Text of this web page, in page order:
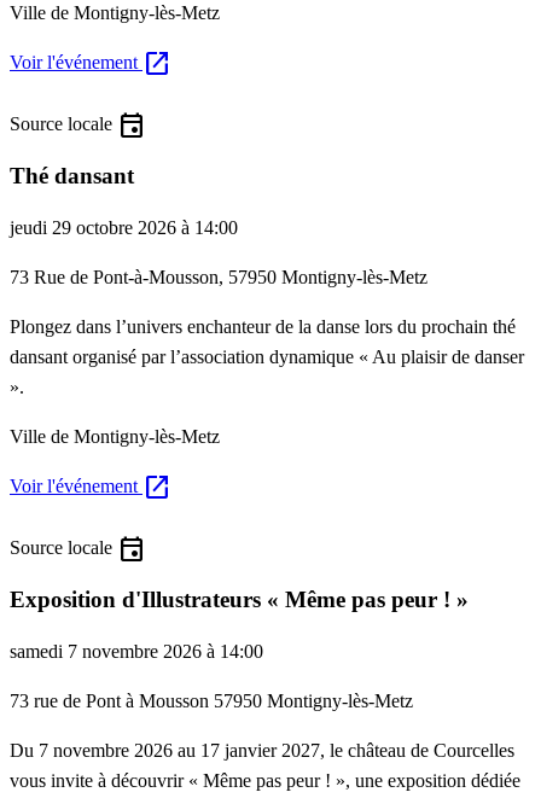
Ville de Montigny-lès-Metz
Voir l'événement open_in_new
Source locale event
Thé dansant
jeudi 29 octobre 2026 à 14:00
73 Rue de Pont-à-Mousson, 57950 Montigny-lès-Metz
Plongez dans l’univers enchanteur de la danse lors du prochain thé
dansant organisé par l’association dynamique « Au plaisir de danser
».
Ville de Montigny-lès-Metz
Voir l'événement open_in_new
Source locale event
Exposition d'Illustrateurs « Même pas peur ! »
samedi 7 novembre 2026 à 14:00
73 rue de Pont à Mousson 57950 Montigny-lès-Metz
Du 7 novembre 2026 au 17 janvier 2027, le château de Courcelles
vous invite à découvrir « Même pas peur ! », une exposition dédiée